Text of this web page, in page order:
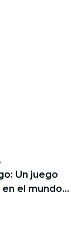
Un juego
el mundo